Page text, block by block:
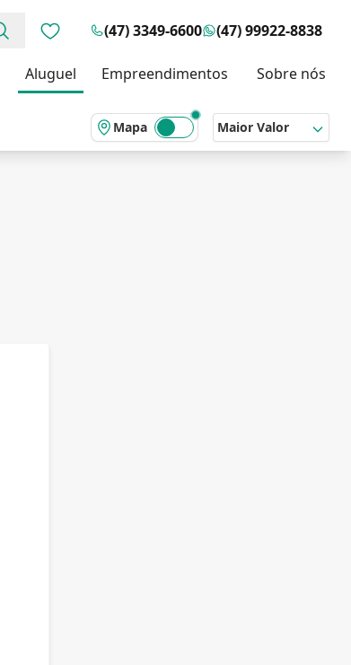
Favoritos (0 itens)
(47) 3349-6600 (47) 99922-8838
Aluguel Empreendimentos Sobre nós
Mapa Maior Valor